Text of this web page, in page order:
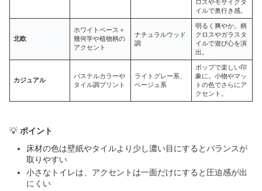
ロスやモザイクタ
イルで奥行き感。
北欧
ホワイトベース＋
幾何学や植物柄の
アクセント
ナチュラルウッド
調
明るく爽やか。柄
クロスやガラスタ
イルで遊び心を演
出。
カジュアル
パステルカラーや
タイル調プリント
ライトグレー系、
ベージュ系
ポップで楽しい印
象に。小物やマッ
トの色でさらにア
クセント。
💡 ポイント
床材の色は壁紙やタイルより少し濃い目にするとバランスが
取りやすい
小さなトイレは、アクセントは一面だけにすると圧迫感が出
にくい